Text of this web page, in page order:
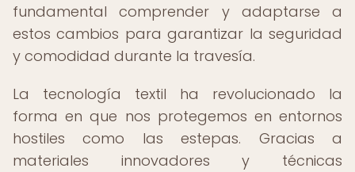
fundamental comprender y adaptarse a
estos cambios para garantizar la seguridad
y comodidad durante la travesía.
La tecnología textil ha revolucionado la
forma en que nos protegemos en entornos
hostiles como las estepas. Gracias a
materiales innovadores y técnicas